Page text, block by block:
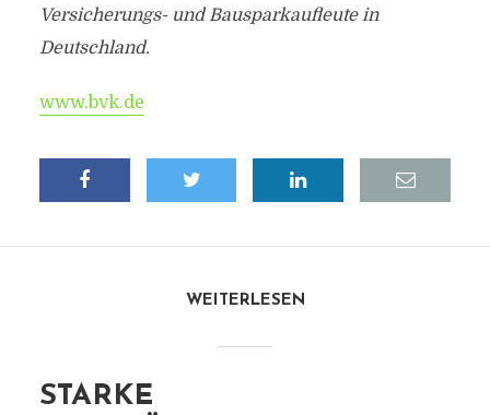
Versicherungs- und Bausparkaufleute in
Deutschland.
www.bvk.de
WEITERLESEN
STARKE